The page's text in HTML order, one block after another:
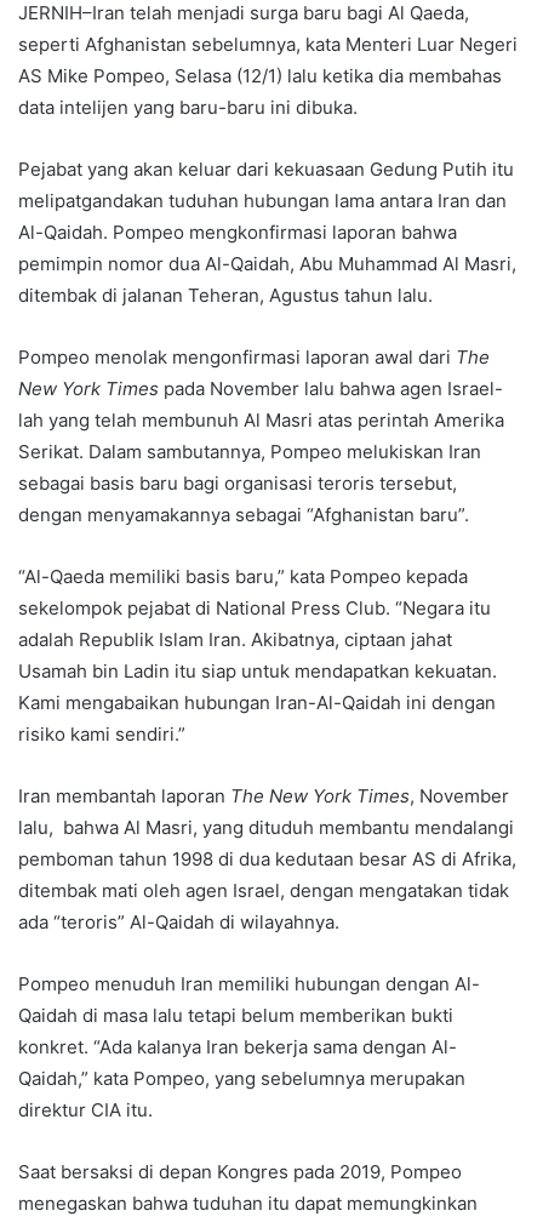
JERNIH–Iran telah menjadi surga baru bagi Al Qaeda,
seperti Afghanistan sebelumnya, kata Menteri Luar Negeri
AS Mike Pompeo, Selasa (12/1) lalu ketika dia membahas
data intelijen yang baru-baru ini dibuka.
Pejabat yang akan keluar dari kekuasaan Gedung Putih itu
melipatgandakan tuduhan hubungan lama antara Iran dan
Al-Qaidah. Pompeo mengkonfirmasi laporan bahwa
pemimpin nomor dua Al-Qaidah, Abu Muhammad Al Masri,
ditembak di jalanan Teheran, Agustus tahun lalu.
Pompeo menolak mengonfirmasi laporan awal dari The
New York Times pada November lalu bahwa agen Israel-
lah yang telah membunuh Al Masri atas perintah Amerika
Serikat. Dalam sambutannya, Pompeo melukiskan Iran
sebagai basis baru bagi organisasi teroris tersebut,
dengan menyamakannya sebagai “Afghanistan baru”.
“Al-Qaeda memiliki basis baru,” kata Pompeo kepada
sekelompok pejabat di National Press Club. “Negara itu
adalah Republik Islam Iran. Akibatnya, ciptaan jahat
Usamah bin Ladin itu siap untuk mendapatkan kekuatan.
Kami mengabaikan hubungan Iran-Al-Qaidah ini dengan
risiko kami sendiri.”
Iran membantah laporan The New York Times, November
lalu, bahwa Al Masri, yang dituduh membantu mendalangi
pemboman tahun 1998 di dua kedutaan besar AS di Afrika,
ditembak mati oleh agen Israel, dengan mengatakan tidak
ada “teroris” Al-Qaidah di wilayahnya.
Pompeo menuduh Iran memiliki hubungan dengan Al-
Qaidah di masa lalu tetapi belum memberikan bukti
konkret. “Ada kalanya Iran bekerja sama dengan Al-
Qaidah,” kata Pompeo, yang sebelumnya merupakan
direktur CIA itu.
Saat bersaksi di depan Kongres pada 2019, Pompeo
menegaskan bahwa tuduhan itu dapat memungkinkan